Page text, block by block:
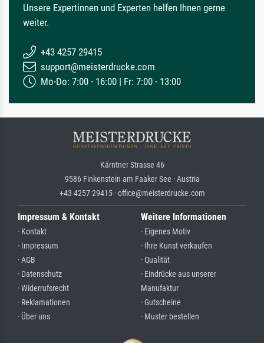
Unsere Expertinnen und Experten helfen Ihnen gerne
weiter.
+43 4257 29415
support@meisterdrucke.com
Mo-Do: 7:00 - 16:00 | Fr: 7:00 - 13:00
Kärntner Strasse 46
9586 Finkenstein am Faaker See · Austria
+43 4257 29415 · office@meisterdrucke.com
Impressum & Kontakt
· Kontakt
· Impressum
· AGB
· Datenschutz
· Widerrufsrecht
· Reklamationen
· Über uns
Weitere Informationen
· Eigenes Motiv
· Ihre Kunst verkaufen
· Qualität
· Eindrücke aus unserer
Manufaktur
· Gutscheine
· Muster bestellen